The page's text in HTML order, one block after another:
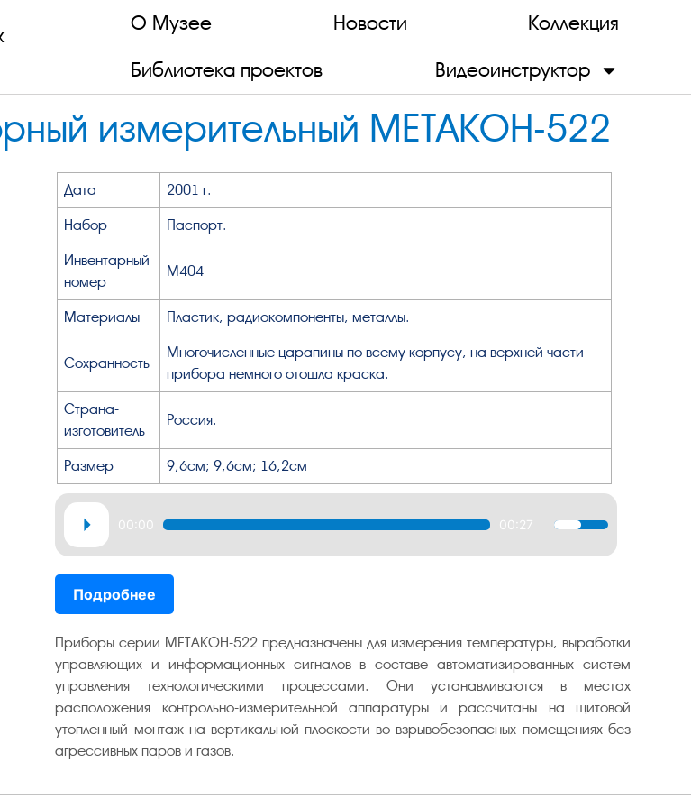
О Музее Новости Коллекция
Библиотека проектов Видеоинструктор
измерительный МЕТАКОН-522
Дата 2001 г.
Набор Паспорт.
Инвентарный
номер
М404
Материалы Пластик, радиокомпоненты, металлы.
Сохранность
Многочисленные царапины по всему корпусу, на верхней части
прибора немного отошла краска.
Страна-
изготовитель
Россия.
Размер 9,6см; 9,6см; 16,2см
Аудиоплеер
00:00 00:27
Используйте
клавиши
увеличить
или
уменьшить
громкость.
Подробнее
Приборы серии МЕТАКОН-522 предназначены для измерения температуры, выработки
управляющих и информационных сигналов в составе автоматизированных систем
управления технологическими процессами. Они устанавливаются в местах
расположения контрольно-измерительной аппаратуры и рассчитаны на щитовой
утопленный монтаж на вертикальной плоскости во взрывобезопасных помещениях без
агрессивных паров и газов.